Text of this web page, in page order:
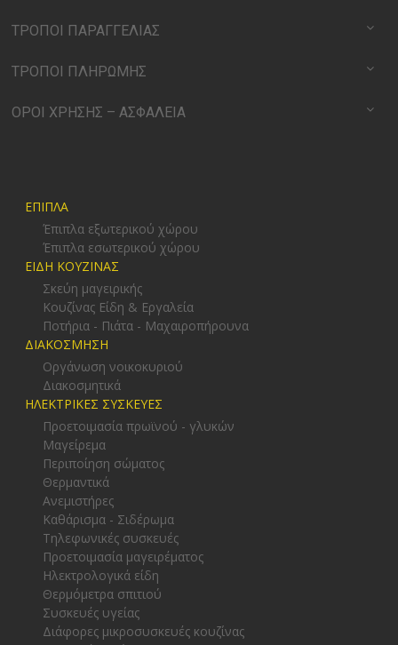
ΤΡΟΠΟΙ ΠΑΡΑΓΓΕΛΙΑΣ
ΤΡΟΠΟΙ ΠΛΗΡΩΜΗΣ
ΟΡΟΙ ΧΡΗΣΗΣ – ΑΣΦΑΛΕΙΑ
ΕΠΙΠΛΑ
Έπιπλα εξωτερικού χώρου
Έπιπλα εσωτερικού χώρου
ΕΙΔΗ ΚΟΥΖΙΝΑΣ
Σκεύη μαγειρικής
Κουζίνας Είδη & Εργαλεία
Ποτήρια - Πιάτα - Μαχαιροπήρουνα
ΔΙΑΚΟΣΜΗΣΗ
Οργάνωση νοικοκυριού
Διακοσμητικά
ΗΛΕΚΤΡΙΚΕΣ ΣΥΣΚΕΥΕΣ
Προετοιμασία πρωϊνού - γλυκών
Μαγείρεμα
Περιποίηση σώματος
Θερμαντικά
Ανεμιστήρες
Καθάρισμα - Σιδέρωμα
Τηλεφωνικές συσκευές
Προετοιμασία μαγειρέματος
Ηλεκτρολογικά είδη
Θερμόμετρα σπιτιού
Συσκευές υγείας
Διάφορες μικροσυσκευές κουζίνας